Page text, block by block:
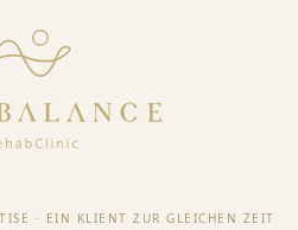
· EIN KLIENT ZUR GLEICHEN ZEIT